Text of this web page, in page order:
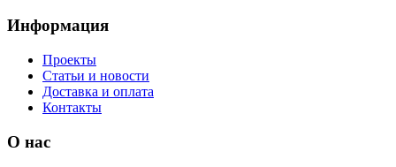
Информация
Проекты
Статьи и новости
Доставка и оплата
Контакты
О нас